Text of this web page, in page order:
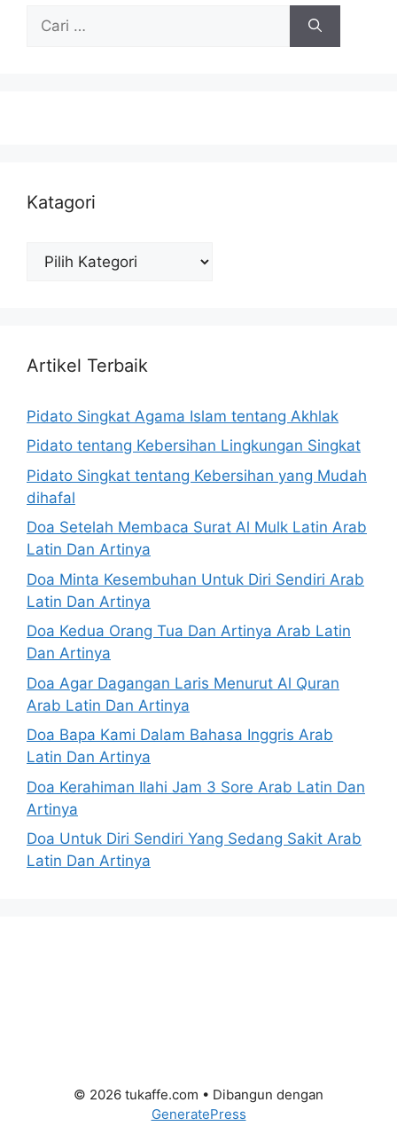
untuk:
Katagori
Katagori
Artikel Terbaik
Pidato Singkat Agama Islam tentang Akhlak
Pidato tentang Kebersihan Lingkungan Singkat
Pidato Singkat tentang Kebersihan yang Mudah
dihafal
Doa Setelah Membaca Surat Al Mulk Latin Arab
Latin Dan Artinya
Doa Minta Kesembuhan Untuk Diri Sendiri Arab
Latin Dan Artinya
Doa Kedua Orang Tua Dan Artinya Arab Latin
Dan Artinya
Doa Agar Dagangan Laris Menurut Al Quran
Arab Latin Dan Artinya
Doa Bapa Kami Dalam Bahasa Inggris Arab
Latin Dan Artinya
Doa Kerahiman Ilahi Jam 3 Sore Arab Latin Dan
Artinya
Doa Untuk Diri Sendiri Yang Sedang Sakit Arab
Latin Dan Artinya
© 2026 tukaffe.com • Dibangun dengan
GeneratePress